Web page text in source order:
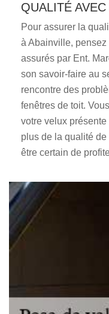
QUALITÉ
Pour assurer la
à Abainville,
assurés par Ent.
son savoir-faire au
rencontre des
fenêtres de toit.
votre velux présente
plus de la qualité
être certain de